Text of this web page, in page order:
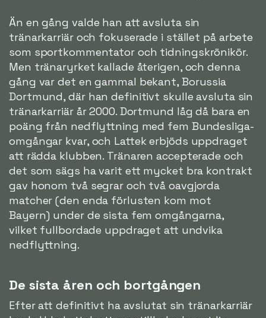
Än en gång valde han att avsluta sin
tränarkarriär och fokuserade i stället på arbete
som sportkommentator och tidningskrönikör.
Men tränaryrket kallade återigen, och denna
gång var det en gammal bekant, Borussia
Dortmund, där han definitivt skulle avsluta sin
tränarkarriär år 2000. Dortmund låg då bara en
poäng från nedflyttning med fem Bundesliga-
omgångar kvar, och Lattek erbjöds uppdraget
att rädda klubben. Tränaren accepterade och
det som sägs ha varit ett mycket bra kontrakt
gav honom två segrar och två oavgjorda
matcher (den enda förlusten kom mot
Bayern) under de sista fem omgångarna,
vilket fullbordade uppdraget att undvika
nedflyttning.
De sista åren och bortgången
Efter att definitivt ha avslutat sin tränarkarriär